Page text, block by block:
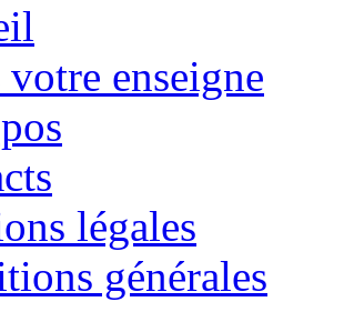
votre enseigne
légales
générales